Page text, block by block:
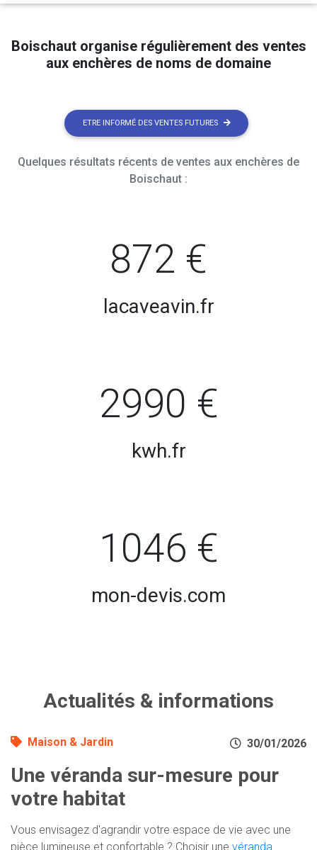
Boischaut organise régulièrement des ventes
aux enchères de noms de domaine
ETRE INFORMÉ DES VENTES FUTURES
Quelques résultats récents de ventes aux enchères de
Boischaut :
872 €
lacaveavin.fr
2990 €
kwh.fr
1046 €
mon-devis.com
Actualités & informations
Maison & Jardin 30/01/2026
Une véranda sur-mesure pour
votre habitat
Vous envisagez d'agrandir votre espace de vie avec une
pièce lumineuse et confortable ? Choisir une véranda